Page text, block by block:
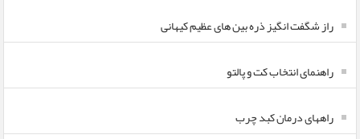
راز شگفت انگیز ذره بین های عظیم کیهانی
راهنمای انتخاب کت و پالتو
راههای درمان کبد چرب